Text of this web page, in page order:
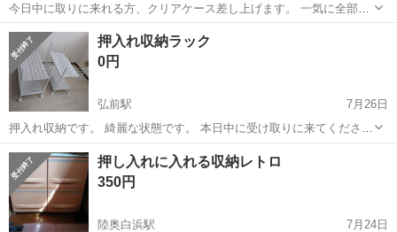
今日中に取りに来れる方、クリアケース差し上げます。 一気に全部、
引き取りできる方優先させて頂きます。
青森 青森市 収納家具 クリアケース
押入れ収納ラック
0円
弘前駅
7月26日
押入れ収納です。 綺麗な状態です。 本日中に受け取りに来てくださる
と助かります。
青森 弘前市 弘前駅 収納家具 押入れ
押し入れに入れる収納レトロ
350円
陸奥白浜駅
7月24日